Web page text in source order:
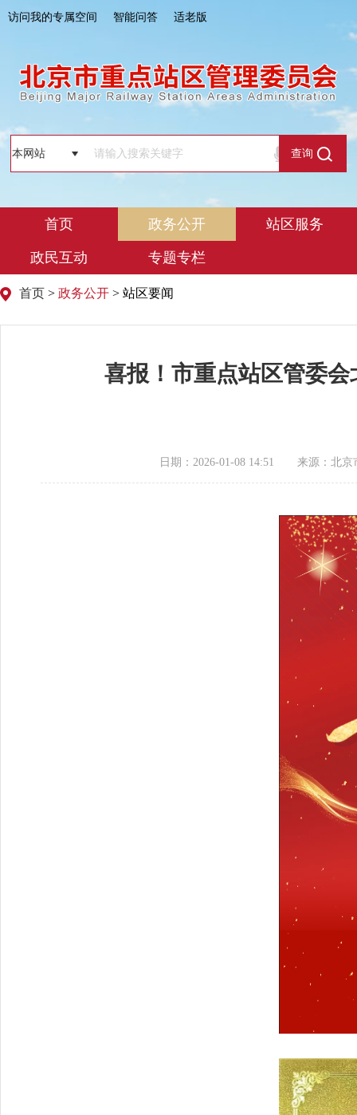
访问我的专属空间 智能问答 适老版
查询
首页 政务公开 站区服务
政民互动 专题专栏
首页 > 政务公开 > 站区要闻
喜报！市重点站区管委
日期：2026-01-08 14:51 来源：北京